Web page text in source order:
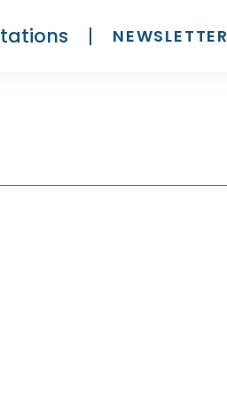
NEWSLETTER